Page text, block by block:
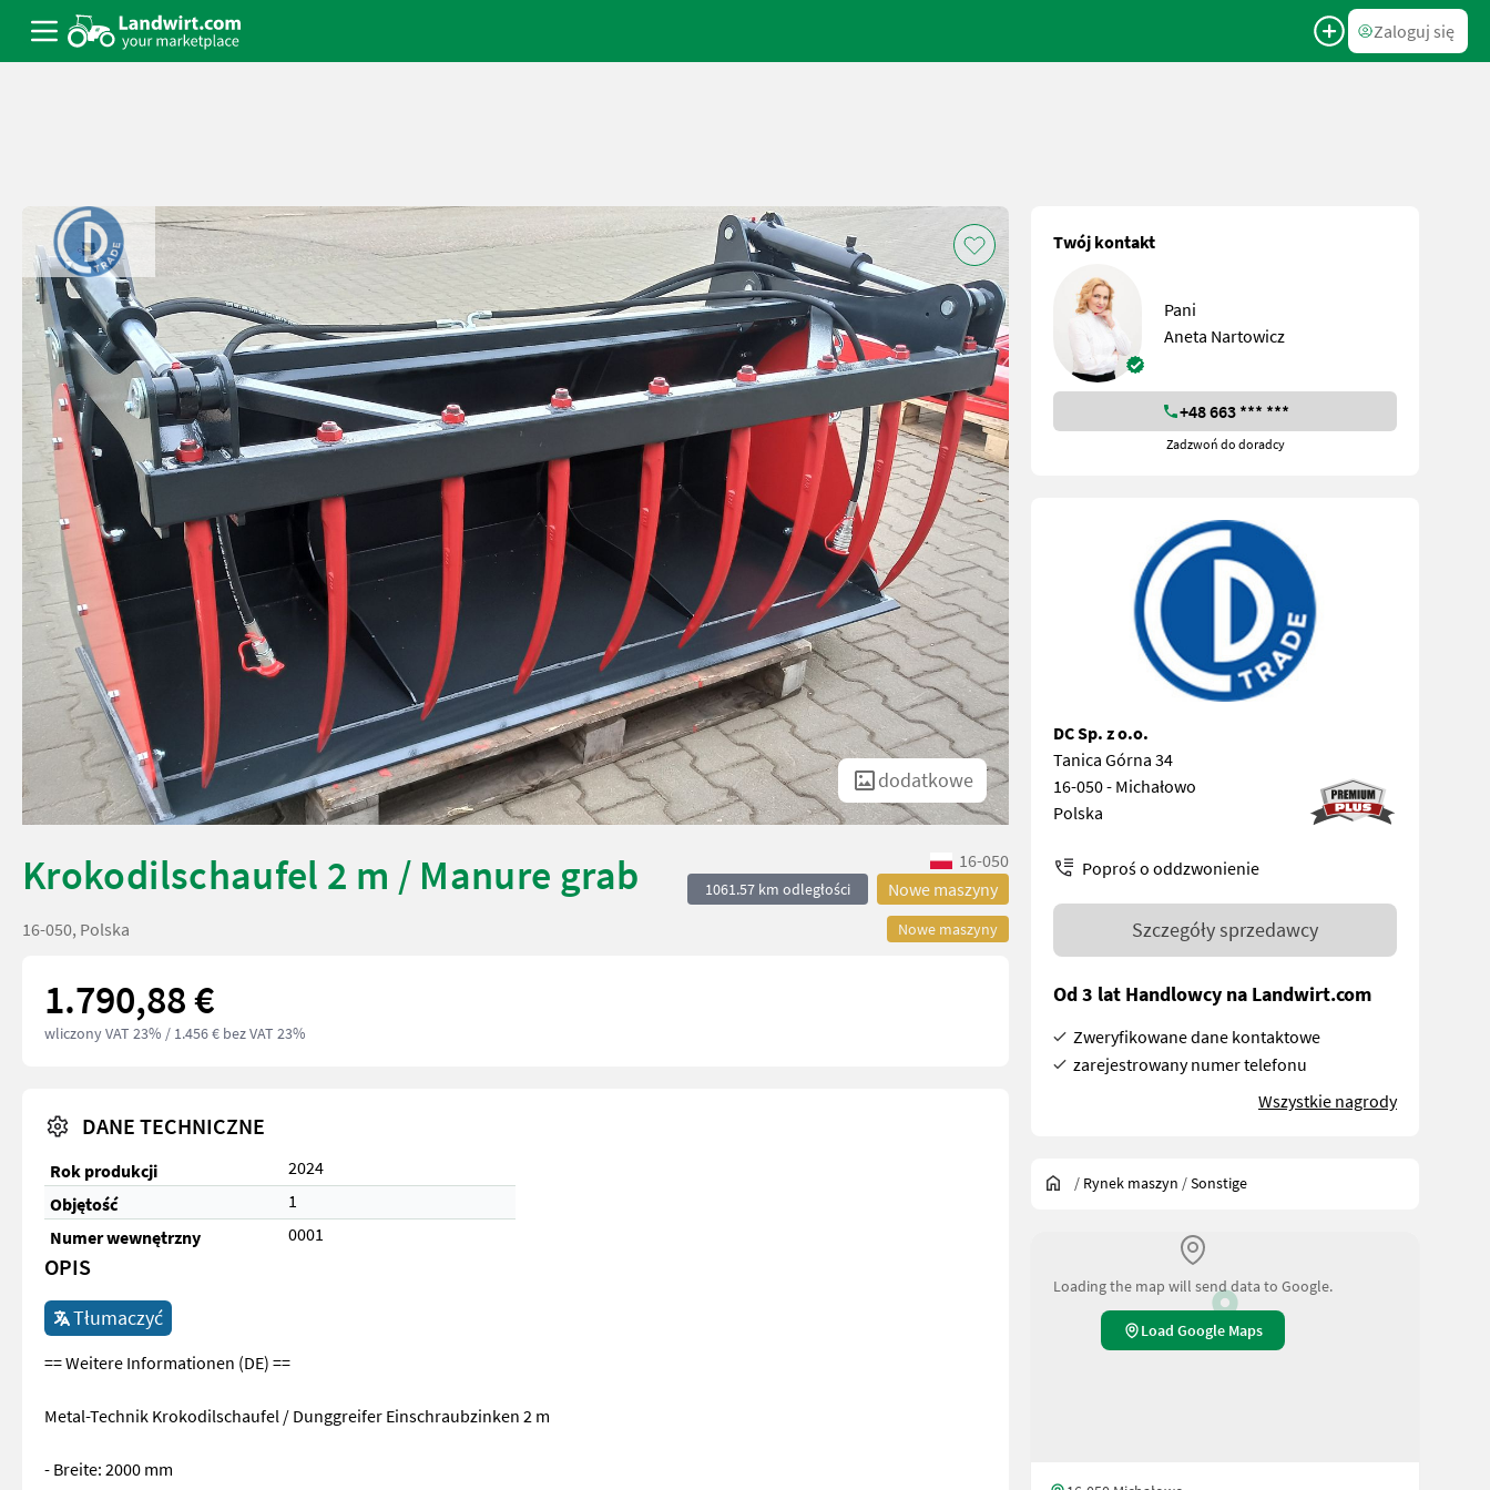
Zaloguj się
dodatkowe
Krokodilschaufel 2 m / Manure grab 16-050
1061.57 km odległości Nowe maszyny
Nowe maszyny
16-050, Polska
1.790,88 €
wliczony VAT 23% / 1.456 € bez VAT 23%
DANE TECHNICZNE
Rok produkcji
2024
Objętość
1
Numer wewnętrzny
0001
OPIS
Tłumaczyć
== Weitere Informationen (DE) ==
Metal-Technik Krokodilschaufel / Dunggreifer Einschraubzinken 2 m
- Breite: 2000 mm
Twój kontakt
Pani
Aneta Nartowicz
+48 663 *** ***
Zadzwoń do doradcy
DC Sp. z o.o.
Tanica Górna 34
16-050 - Michałowo
Polska
Poproś o oddzwonienie
Szczegóły sprzedawcy
Od 3 lat Handlowcy na Landwirt.com
Zweryfikowane dane kontaktowe
zarejestrowany numer telefonu
Wszystkie nagrody
/ Rynek maszyn /Sonstige
Loading the map will send data to Google.
Load Google Maps